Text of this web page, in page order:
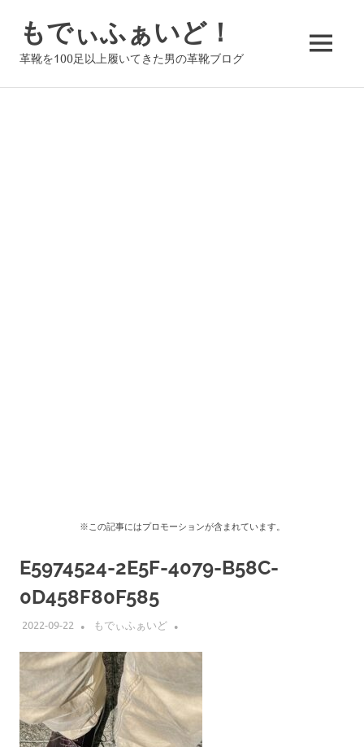
ツ
もでぃふぁいど！
革靴を100足以上履いてきた男の革靴ブログ MENU
※この記事にはプロモーションが含まれています。
E5974524-2E5F-4079-B58C-
0D458F80F585
2022-09-22 もでぃふぁいど